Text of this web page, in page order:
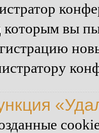
вы